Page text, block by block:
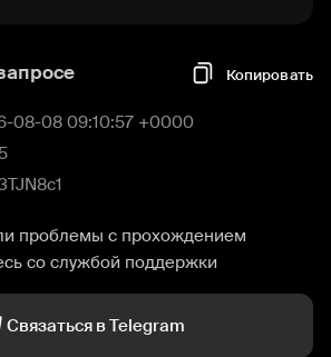
Копировать
08-08 09:10:57 +0000
проблемы с прохождением
со службой поддержки
Связаться в Telegram